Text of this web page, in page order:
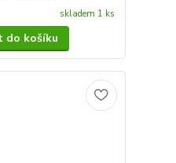
skladem 1 ks
do košíku